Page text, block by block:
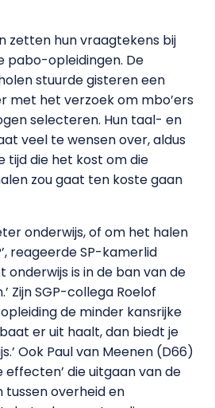
zetten hun vraagtekens bij
pabo-opleidingen. De
stuurde gisteren een
met het verzoek om mbo’ers
selecteren. Hun taal- en
veel te wensen over, aldus
tijd die het kost om die
zou gaat ten koste gaan
onderwijs, of om het halen
reageerde SP-kamerlid
onderwijs is in de ban van de
Zijn SGP-collega Roelof
opleiding de minder kansrijke
er uit haalt, dan biedt je
Ook Paul van Meenen (D66)
effecten’ die uitgaan van de
overheid en